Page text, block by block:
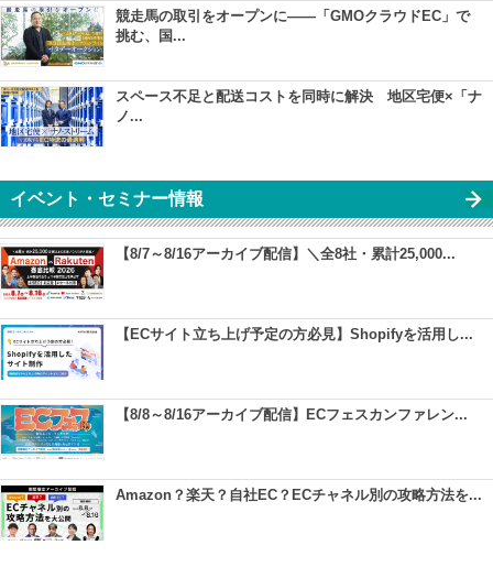
競走馬の取引をオープンに――「GMOクラウドEC」で
挑む、国...
スペース不足と配送コストを同時に解決 地区宅便×「ナ
ノ...
イベント・セミナー情報
【8/7～8/16アーカイブ配信】＼全8社・累計25,000...
【ECサイト立ち上げ予定の方必見】Shopifyを活用し...
【8/8～8/16アーカイブ配信】ECフェスカンファレン...
Amazon？楽天？自社EC？ECチャネル別の攻略方法を...